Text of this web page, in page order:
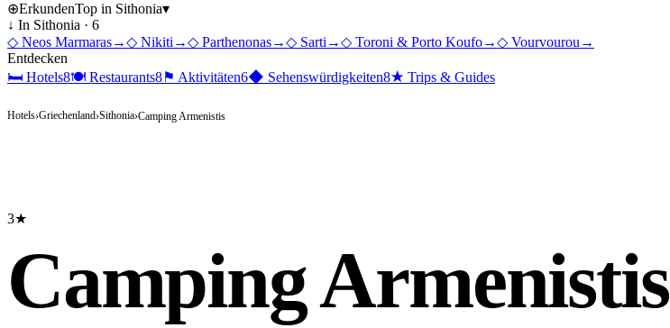
⊕ErkundenTop in Sithonia▾
↓ In Sithonia · 6
◇ Neos Marmaras→◇ Nikiti →◇ Parthenonas→◇ Sarti →◇ Toroni & Porto Koufo→◇ Vourvourou →
Entdecken
🛏 Hotels8🍽 Restaurants8⚑ Aktivitäten6◆ Sehenswürdigkeiten8★ Trips & Guides
Hotels›Griechenland›Sithonia›Camping Armenistis
3★
Camping Armenistis